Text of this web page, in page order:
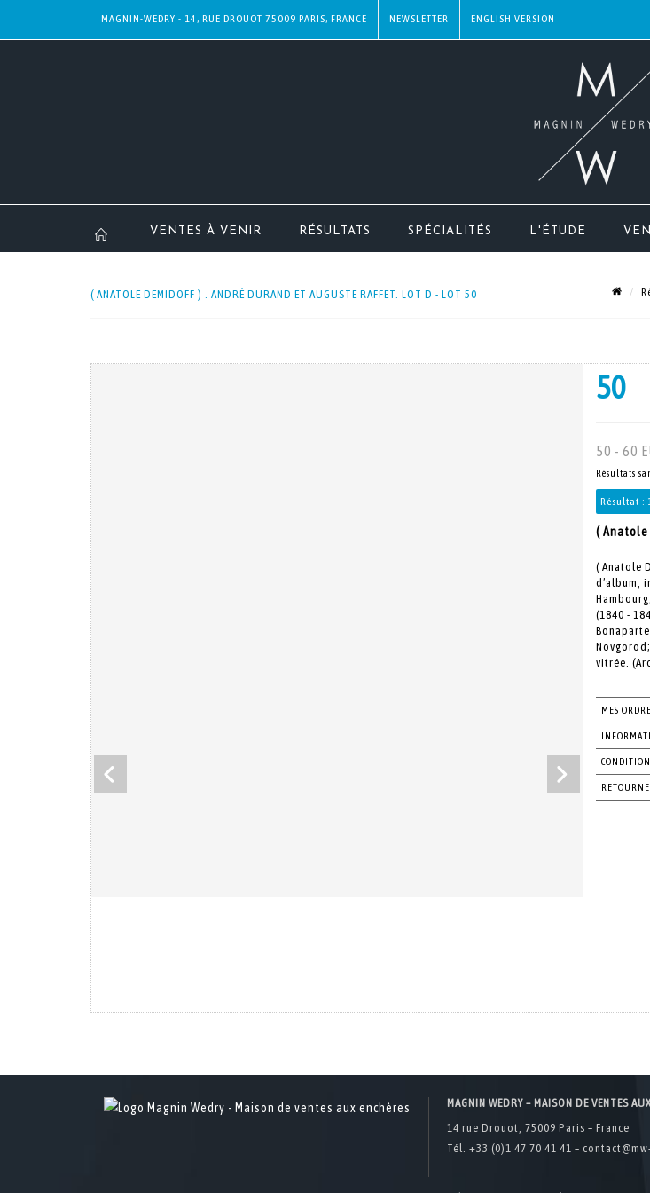
MAGNIN-WEDRY - 14, RUE DROUOT 75009 PARIS, FRANCE NEWSLETTER
VENTES À VENIR RÉSULTATS SPÉCIALITÉS L'ÉTUDE
( ANATOLE DEMIDOFF ) . ANDRÉ DURAND ET AUGUSTE RAFFET. LOT D - LOT 50
50
50 - 60
Résultats
Résultat :
( Anatole
( Anatole
d’album,
(1840 -
vitrée.
MES
MAGNIN WEDRY – MAISON DE VENTES
14 rue Drouot, 75009 Paris – France
Tél. +33 (0)1 47 70 41 41 –